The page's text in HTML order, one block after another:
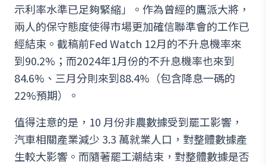
示利率水準已足夠緊縮」。作為曾經的鷹派大將，
兩人的保守態度使得市場更加確信聯準會的工作已
經結束。截稿前Fed Watch 12月的不升息機率來
到90.2%；而2024年1月份的不升息機率也來到
84.6%、三月分則來到88.4%（包含降息一碼的
22%預期）。
值得注意的是，10 月份非農數據受到罷工影響，
汽車相關產業減少 3.3 萬就業人口，對整體數據產
生較大影響。而隨著罷工潮結束，對整體數據是否